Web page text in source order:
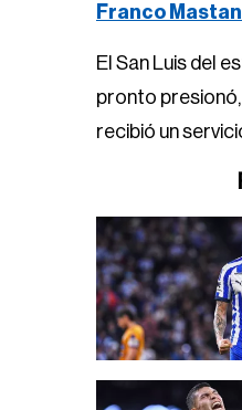
Franco
El San Luis del
pronto presionó,
recibió un